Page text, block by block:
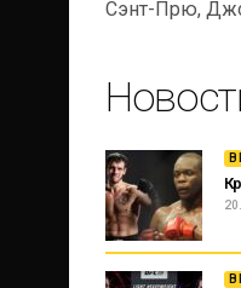
Сэнт-Прю,